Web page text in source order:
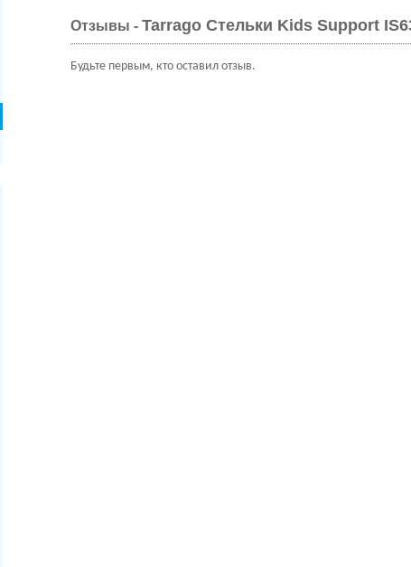
Отзывы -Tarrago Стельки Kids Support
Будьте первым, кто оставил отзыв.